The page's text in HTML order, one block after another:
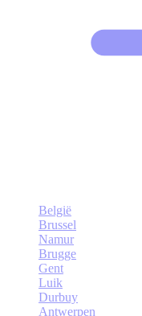
België
Brussel
Namur
Brugge
Gent
Luik
Durbuy
Antwerpen